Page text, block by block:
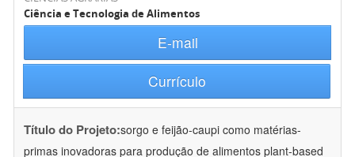
Ciência e Tecnologia de Alimentos
E-mail
Currículo
Título do Projeto:sorgo e feijão-caupi como matérias-
primas inovadoras para produção de alimentos plant-based